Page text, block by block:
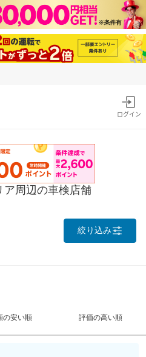
ログイン
周辺の車検店舗
絞り込み
の安い順 評価の高い順